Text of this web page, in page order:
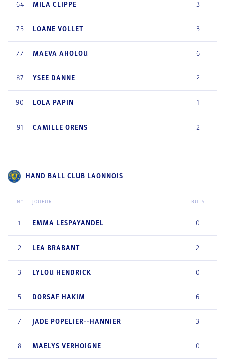
64 MILA CLIPPE 3
75 LOANE VOLLET 3
77 MAEVA AHOLOU 6
87 YSEE DANNE 2
90 LOLA PAPIN 1
91 CAMILLE ORENS 2
HAND BALL CLUB LAONNOIS
N° JOUEUR BUTS
1 EMMA LESPAYANDEL 0
2 LEA BRABANT 2
3 LYLOU HENDRICK 0
5 DORSAF HAKIM 6
7 JADE POPELIER--HANNIER 3
8 MAELYS VERHOIGNE 0